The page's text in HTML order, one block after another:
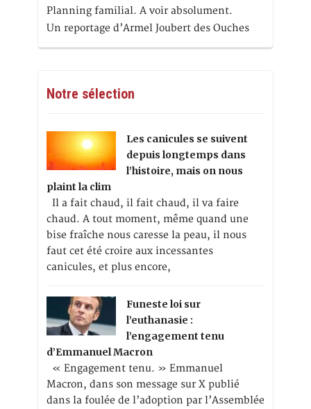
Planning familial. A voir absolument.
Un reportage d’Armel Joubert des Ouches
Notre sélection
Les canicules se suivent
depuis longtemps dans
l’histoire, mais on nous
plaint la clim
Il a fait chaud, il fait chaud, il va faire
chaud. A tout moment, même quand une
bise fraîche nous caresse la peau, il nous
faut cet été croire aux incessantes
canicules, et plus encore,
Funeste loi sur
l’euthanasie :
l’engagement tenu
d’Emmanuel Macron
« Engagement tenu. » Emmanuel
Macron, dans son message sur X publié
dans la foulée de l’adoption par l’Assemblée